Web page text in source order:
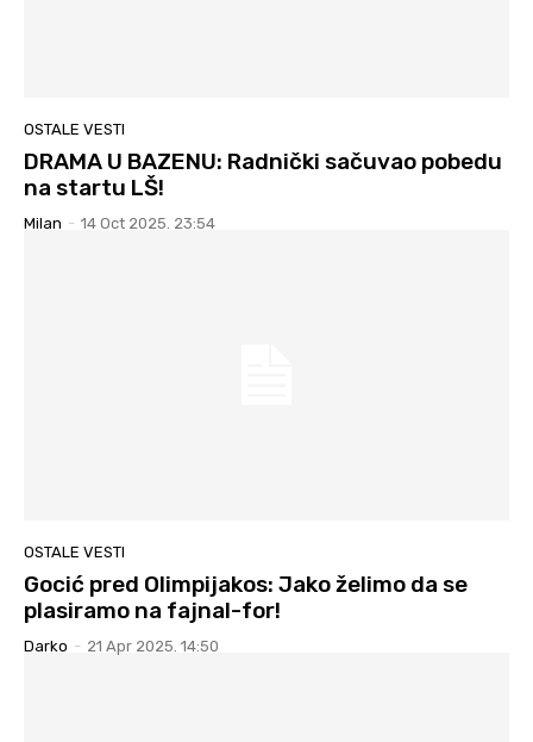
OSTALE VESTI
DRAMA U BAZENU: Radnički sačuvao pobedu
na startu LŠ!
Milan - 14 Oct 2025. 23:54
OSTALE VESTI
Gocić pred Olimpijakos: Jako želimo da se
plasiramo na fajnal-for!
Darko - 21 Apr 2025. 14:50